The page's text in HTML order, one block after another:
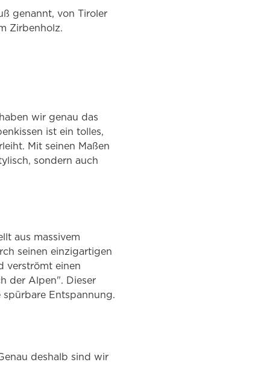
genannt, von Tiroler
Zirbenholz.
wir genau das
ist ein tolles,
Mit seinen Maßen
sondern auch
aus massivem
seinen einzigartigen
verströmt einen
der Alpen". Dieser
Entspannung.
deshalb sind wir